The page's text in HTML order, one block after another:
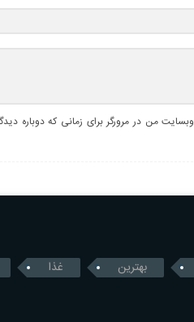
من در مرورگر برای زمانی که دوباره
بهترین غذا